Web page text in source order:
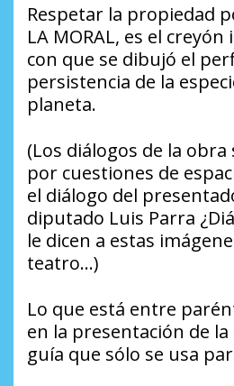
Respetar la propiedad
LA MORAL, es el
con que se dibujó el
persistencia de la
planeta.
(Los diálogos de la
por cuestiones de
el diálogo del
diputado Luis Parra
le dicen a estas
teatro…)
Lo que está entre
en la presentación de
guía que sólo se usa